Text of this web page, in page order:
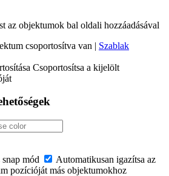
az objektumok bal oldali hozzáadásával
csoportosítva van | Szablak
Csoportosítsa a kijelölt
mód
Automatikusan igazítsa az
pozícióját más objektumokhoz